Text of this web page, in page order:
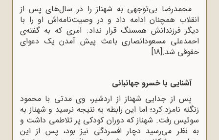
محمدرضا بی‌توجهی به شهناز را در سال‌های پس از
انقلاب همچنان ادامه داد و در وصیت‌نامه‌اش او را با
دیگر فرزندانش همسنگ قرار نداد. امری که به گفته‌ی
احمدعلی مسعودانصاری باعث پیش آمدن یک دعوای
حقوقی شد.[18]
آشنایی با خسرو جهانبانی
پس از جدایی شهناز از اردشیر، وی مدتی با محمود
زنگنه نامزد کرد؛ اما این رابطه به نتیجه نرسید و شهناز به
سوئیس رفت. شهناز که دوران کودکی پر تلاطمی داشت و
به نظر می‌رسید دچار افسردگی نیز بود، پس از این